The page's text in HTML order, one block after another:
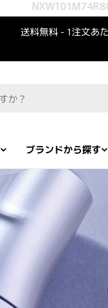
NXW101M74R80-
送料無料 - 1注文あ
ブランドから探す